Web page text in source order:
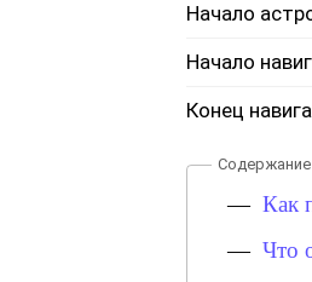
Начало
Начало
Конец
Как
Что